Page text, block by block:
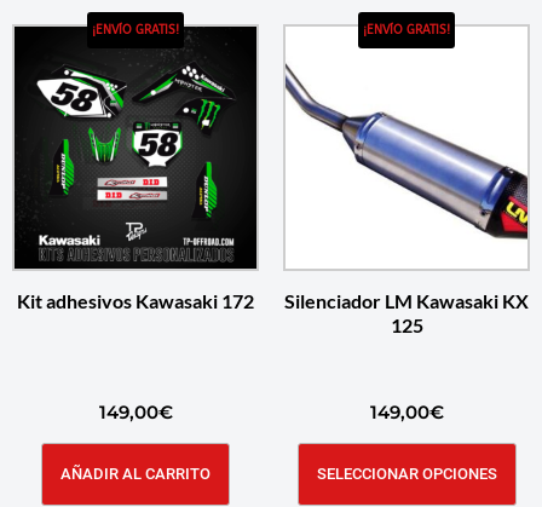
¡ENVÍO GRATIS!
Kit adhesivos Kawasaki 172
149,00€
AÑADIR AL CARRITO
¡ENVÍO GRATIS!
Silenciador LM Kawasaki KX
125
149,00€
SELECCIONAR OPCIONES